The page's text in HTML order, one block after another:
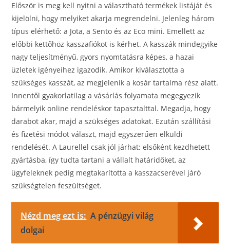
Először is meg kell nyitni a választható termékek listáját és
kijelölni, hogy melyiket akarja megrendelni. Jelenleg három
típus elérhető: a Jota, a Sento és az Eco mini. Emellett az
előbbi kettőhöz kasszafiókot is kérhet. A kasszák mindegyike
nagy teljesítményű, gyors nyomtatásra képes, a hazai
üzletek igényeihez igazodik. Amikor kiválasztotta a
szükséges kasszát, az megjelenik a kosár tartalma rész alatt.
Innentől gyakorlatilag a vásárlás folyamata megegyezik
bármelyik online rendeléskor tapasztalttal. Megadja, hogy
darabot akar, majd a szükséges adatokat. Ezután szállítási
és fizetési módot választ, majd egyszerűen elküldi
rendelését. A Laurellel csak jól járhat: elsőként kezdhetett
gyártásba, így tudta tartani a vállalt határidőket, az
ügyfeleknek pedig megtakarította a kasszacserével járó
szükségtelen feszültséget.
Nézd meg ezt is: A pénzügyi világ
dolgai